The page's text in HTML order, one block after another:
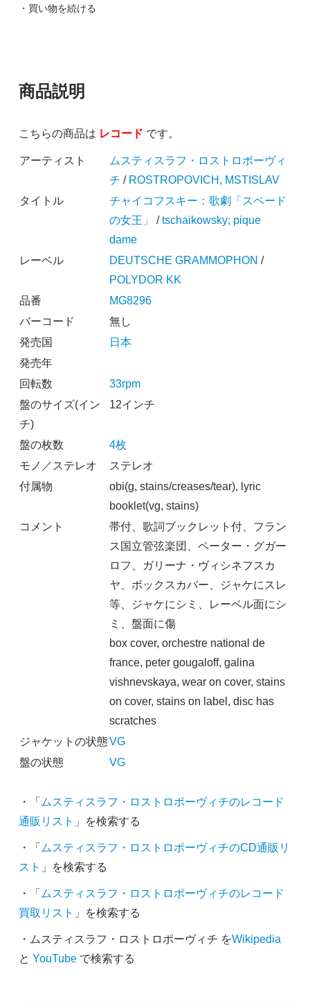
・買い物を続ける
商品説明
こちらの商品は レコード です。
アーティスト
ムスティスラフ・ロストロポーヴィ
チ / ROSTROPOVICH, MSTISLAV
タイトル
チャイコフスキー：歌劇「スペード
の女王」
/tschaikowsky; pique
dame
レーベル
DEUTSCHE GRAMMOPHON /
POLYDOR KK
品番
MG8296
バーコード
無し
発売国
日本
発売年
回転数
33rpm
盤のサイズ(イン
チ)
12インチ
盤の枚数
4枚
モノ／ステレオ
ステレオ
付属物
obi(g, stains/creases/tear), lyric
booklet(vg, stains)
コメント
帯付、歌詞ブックレット付、フラン
ス国立管弦楽団、ペーター・グガー
ロフ、ガリーナ・ヴィシネフスカ
ヤ、ボックスカバー、ジャケにスレ
等、ジャケにシミ、レーベル面にシ
ミ、盤面に傷
box cover, orchestre national de
france, peter gougaloff, galina
vishnevskaya, wear on cover, stains
on cover, stains on label, disc has
scratches
ジャケットの状態VG
盤の状態
VG
・「 ムスティスラフ・ロストロポーヴィチのレコード
通販リスト 」を検索する
・「 ムスティスラフ・ロストロポーヴィチのCD通販リ
スト 」を検索する
・「 ムスティスラフ・ロストロポーヴィチのレコード
買取リスト 」を検索する
・ムスティスラフ・ロストロポーヴィチ をWikipedia
と YouTubeで検索する